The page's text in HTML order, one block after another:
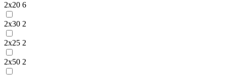
2х20 6
2х30 2
2х25 2
2х50 2